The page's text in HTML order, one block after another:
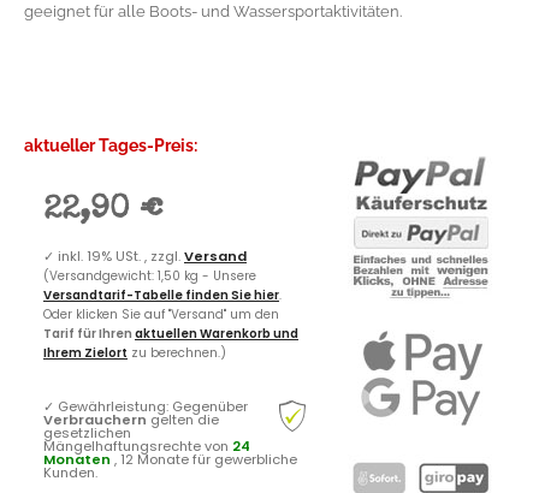
geeignet für alle Boots- und Wassersportaktivitäten.
aktueller Tages-Preis:
22,90 €
✓ inkl. 19% USt. , zzgl.Versand
(Versandgewicht: 1,50 kg - Unsere
Versandtarif-Tabelle finden Sie hier.
Oder klicken Sie auf "Versand" um den
Tarif für Ihren aktuellen Warenkorb und
Ihrem Zielort zu berechnen.)
✓ Gewährleistung: Gegenüber
Verbrauchern gelten die
gesetzlichen
Mängelhaftungsrechte von 24
Monaten , 12 Monate für gewerbliche
Kunden.